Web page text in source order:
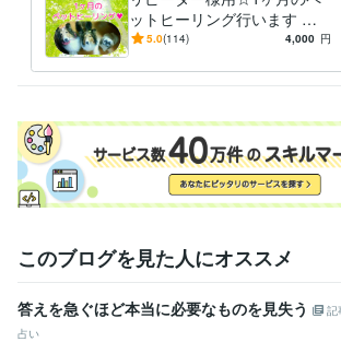
ットヒーリング行います じ
っくり癒してご機嫌に過ごし
5.0(114) 4,000 円
このブログを見た人にオススメ
答えを急ぐほど本当に必要なものを見失う
記
占い